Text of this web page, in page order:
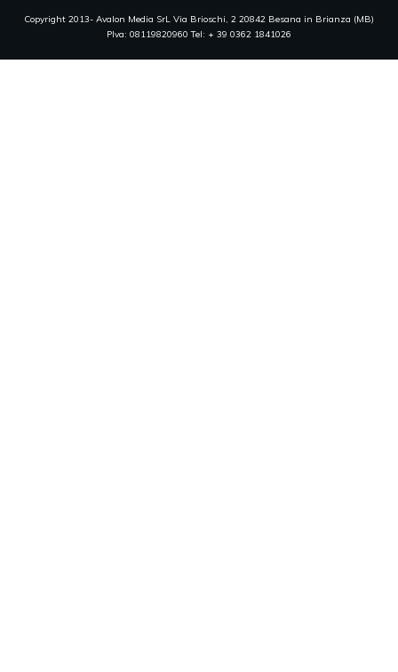
Copyright 2013- Avalon Media SrL Via Brioschi, 2 20842 Besana in Brianza (MB)
PIva: 08119820960 Tel: + 39 0362 1841026